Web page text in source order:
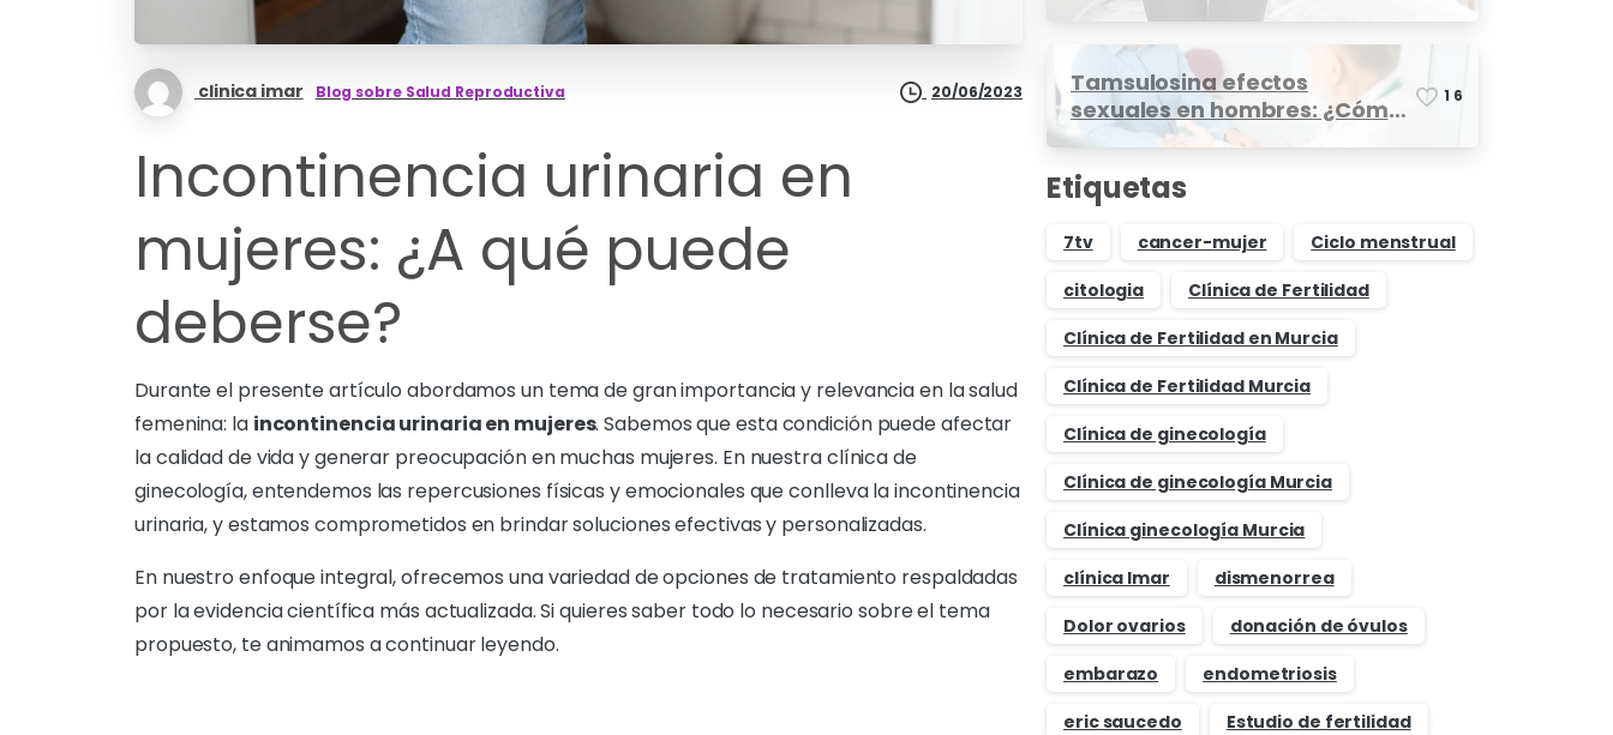
clinica imar Blog sobre Salud Reproductiva 20/06/2023
Incontinencia urinaria en
mujeres: ¿A qué puede
deberse?
Durante el presente artículo abordamos un tema de gran importancia y relevancia en la salud
femenina: la incontinencia urinaria en mujeres. Sabemos que esta condición puede afectar
la calidad de vida y generar preocupación en muchas mujeres. En nuestra clínica de
ginecología, entendemos las repercusiones físicas y emocionales que conlleva la incontinencia
urinaria, y estamos comprometidos en brindar soluciones efectivas y personalizadas.
En nuestro enfoque integral, ofrecemos una variedad de opciones de tratamiento respaldadas
por la evidencia científica más actualizada. Si quieres saber todo lo necesario sobre el tema
propuesto, te animamos a continuar leyendo.
Tamsulosina efectos
sexuales en hombres: ¿Cómo
afecta?
1 6
Etiquetas
7tv cancer-mujer
Ciclo menstrual
citologia
Clínica de Fertilidad
Clínica de Fertilidad en Murcia
Clínica de Fertilidad Murcia
Clínica de ginecología
Clínica de ginecología Murcia
Clínica ginecología Murcia
clínica Imar
dismenorrea
Dolor ovarios
donación de óvulos
embarazo
endometriosis
eric saucedo
Estudio de fertilidad